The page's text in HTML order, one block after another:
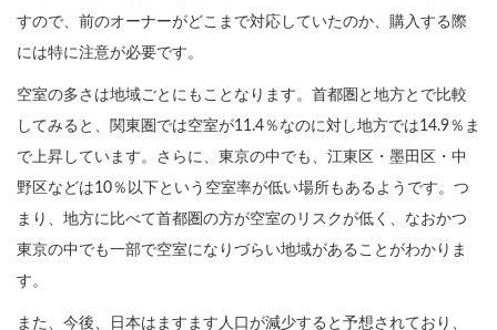
すので、前のオーナーがどこまで対応していたのか、購入する際
には特に注意が必要です。
空室の多さは地域ごとにもことなります。首都圏と地方とで比較
してみると、関東圏では空室が11.4％なのに対し地方では14.9％ま
で上昇しています。さらに、東京の中でも、江東区・墨田区・中
野区などは10％以下という空室率が低い場所もあるようです。つ
まり、地方に比べて首都圏の方が空室のリスクが低く、なおかつ
東京の中でも一部で空室になりづらい地域があることがわかりま
す。
また、今後、日本はますます人口が減少すると予想されており、